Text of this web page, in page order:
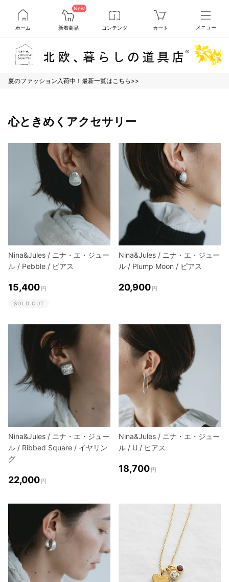
ホーム
New
新着商品 コンテンツ カート メニュー
夏のファッション入荷中！最新一覧はこちら>>
心ときめくアクセサリー
Nina&Jules / ニナ・エ・ジュー
ル / Pebble / ピアス
15,400 円
SOLD OUT
Nina&Jules / ニナ・エ・ジュー
ル / Plump Moon / ピアス
20,900 円
Nina&Jules / ニナ・エ・ジュー
ル / Ribbed Square / イヤリン
グ
22,000 円
Nina&Jules / ニナ・エ・ジュー
ル / U / ピアス
18,700 円